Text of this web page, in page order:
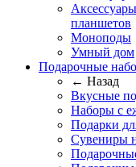
планшетов
Моноподы
Умный дом
Подарочные
← Назад
Вкусные
Наборы с
Подарки
Сувениры